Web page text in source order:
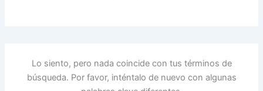
Lo siento, pero nada coincide con tus términos de
búsqueda. Por favor, inténtalo de nuevo con algunas